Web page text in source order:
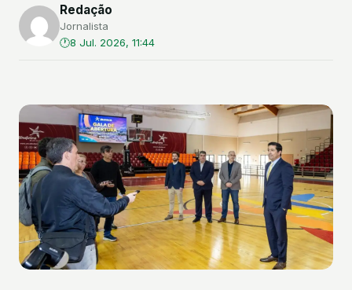
Redação
Jornalista
8 Jul. 2026, 11:44